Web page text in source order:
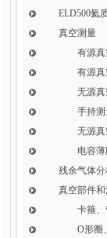
ELD500氦
真空测量
有源
有源
无源
手持
无源
电容
残余气体分
真空部件